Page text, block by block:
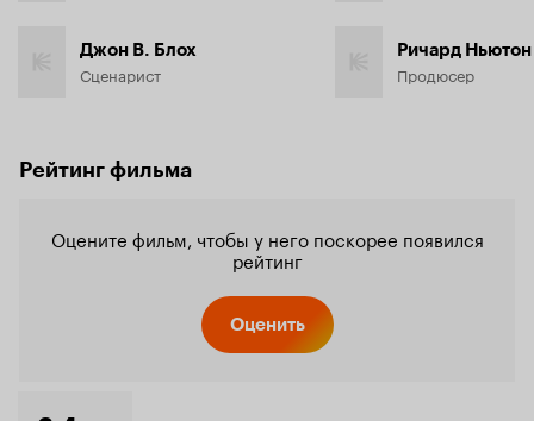
Джон В. Блох
Сценарист
Ричард Ньютон
Продюсер
Рейтинг фильма
Оцените фильм, чтобы у него поскорее появился
рейтинг
Оценить